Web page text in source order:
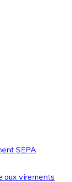
SEPA
aux virements